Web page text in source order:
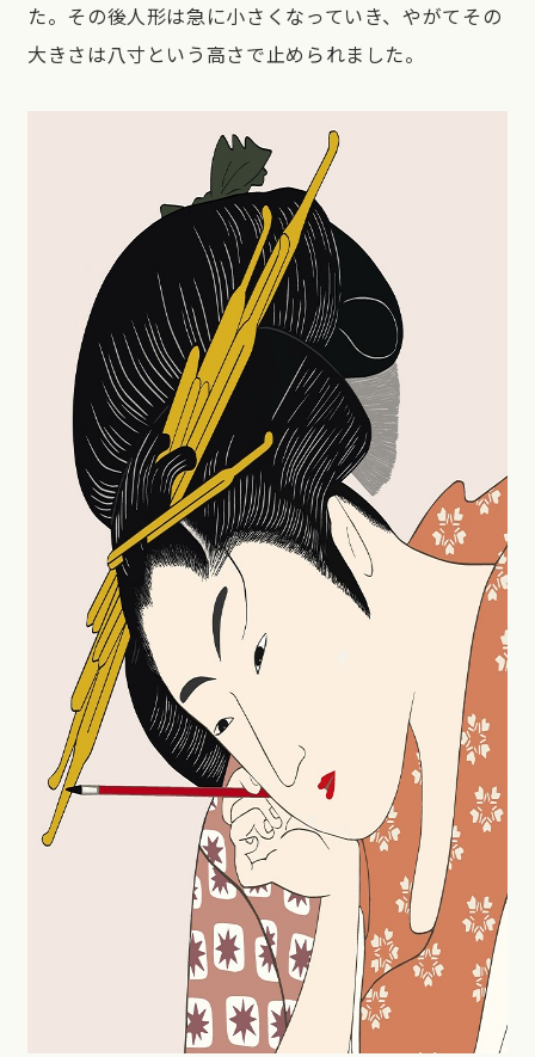
た。その後人形は急に小さくなっていき、やがてその
大きさは八寸という高さで止められました。